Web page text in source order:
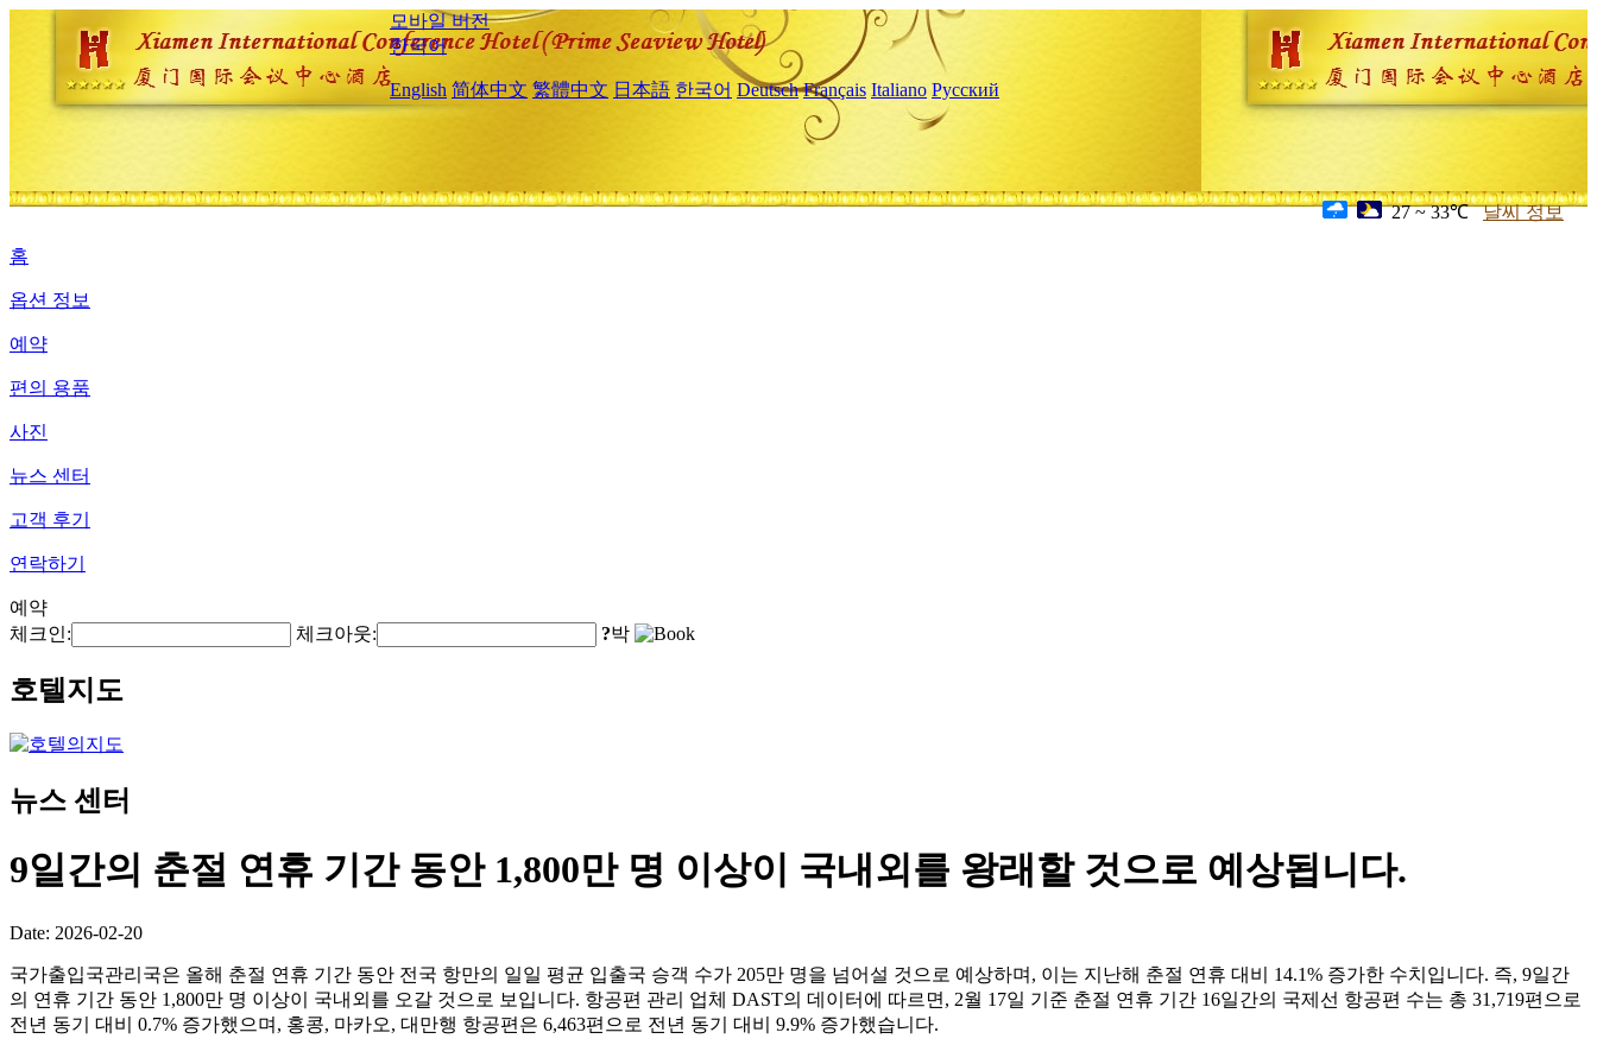
모바일 버전
한국어
English 简体中文 繁體中文 日本語 한국어 Deutsch Français Italiano Русский
27 ~ 33℃ 날씨 정보
홈
옵션 정보
예약
편의 용품
사진
뉴스 센터
고객 후기
연락하기
예약
체크인:
체크아웃: ?박
호텔지도
뉴스 센터
9일간의 춘절 연휴 기간 동안 1,800만 명 이상이 국내외를 왕래할 것으로 예상됩니다.
Date: 2026-02-20
국가출입국관리국은 올해 춘절 연휴 기간 동안 전국 항만의 일일 평균 입출국 승객 수가 205만 명을 넘어설 것으로 예상하며, 이는 지난해 춘절 연휴 대비 14.1% 증가한 수치입니다. 즉, 9일간
의 연휴 기간 동안 1,800만 명 이상이 국내외를 오갈 것으로 보입니다. 항공편 관리 업체 DAST의 데이터에 따르면, 2월 17일 기준 춘절 연휴 기간 16일간의 국제선 항공편 수는 총 31,719편으로
전년 동기 대비 0.7% 증가했으며, 홍콩, 마카오, 대만행 항공편은 6,463편으로 전년 동기 대비 9.9% 증가했습니다.